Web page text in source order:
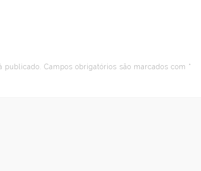
publicado. Campos obrigatórios são marcados com *